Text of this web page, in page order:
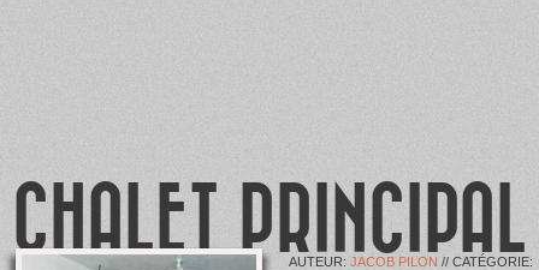
CHALET AUTEUR: JACOB PILON // CATÉGORIE: